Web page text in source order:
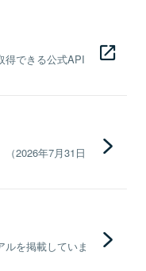
得できる公式API
2026年7月31日
を掲載していま